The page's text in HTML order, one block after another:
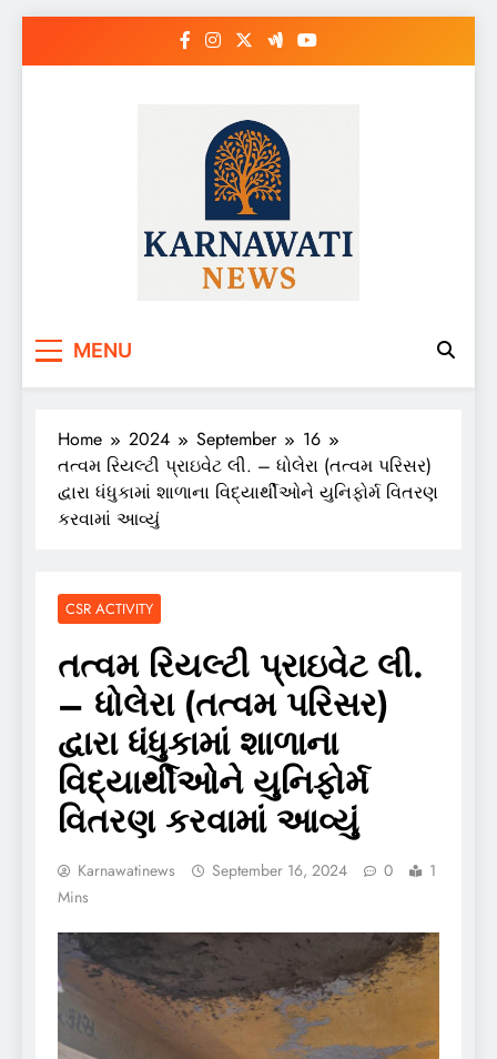
MENU
Home 2024 September
16
તત્વમ રિયલ્ટી પ્રાઇવેટ લી. – ધોલેરા (તત્વમ પરિસર)
દ્વારા ધંધુકામાં શાળાના વિદ્યાર્થીઓને યુનિફોર્મ વિતરણ
કરવામાં આવ્યું
CSR ACTIVITY
તત્વમ રિયલ્ટી પ્રાઇવેટ લી.
– ધોલેરા (તત્વમ પરિસર)
દ્વારા ધંધુકામાં શાળાના
વિદ્યાર્થીઓને યુનિફોર્મ
વિતરણ કરવામાં આવ્યું
Karnawatinews September 16, 2024 0
1
Mins